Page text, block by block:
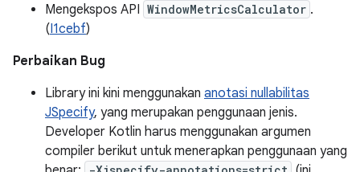
Mengekspos API WindowMetricsCalculator .
(I1cebf)
Perbaikan Bug
Library ini kini menggunakan anotasi nullabilitas
JSpecify, yang merupakan penggunaan jenis.
Developer Kotlin harus menggunakan argumen
compiler berikut untuk menerapkan penggunaan yang